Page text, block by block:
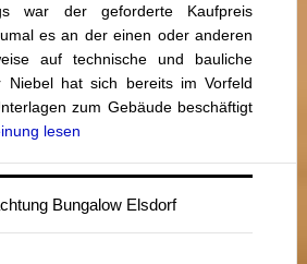
war der geforderte Kaufpreis
es an der einen oder anderen
auf technische und bauliche
Niebel hat sich bereits im Vorfeld
zum Gebäude beschäftigt
lesen
Bungalow Elsdorf